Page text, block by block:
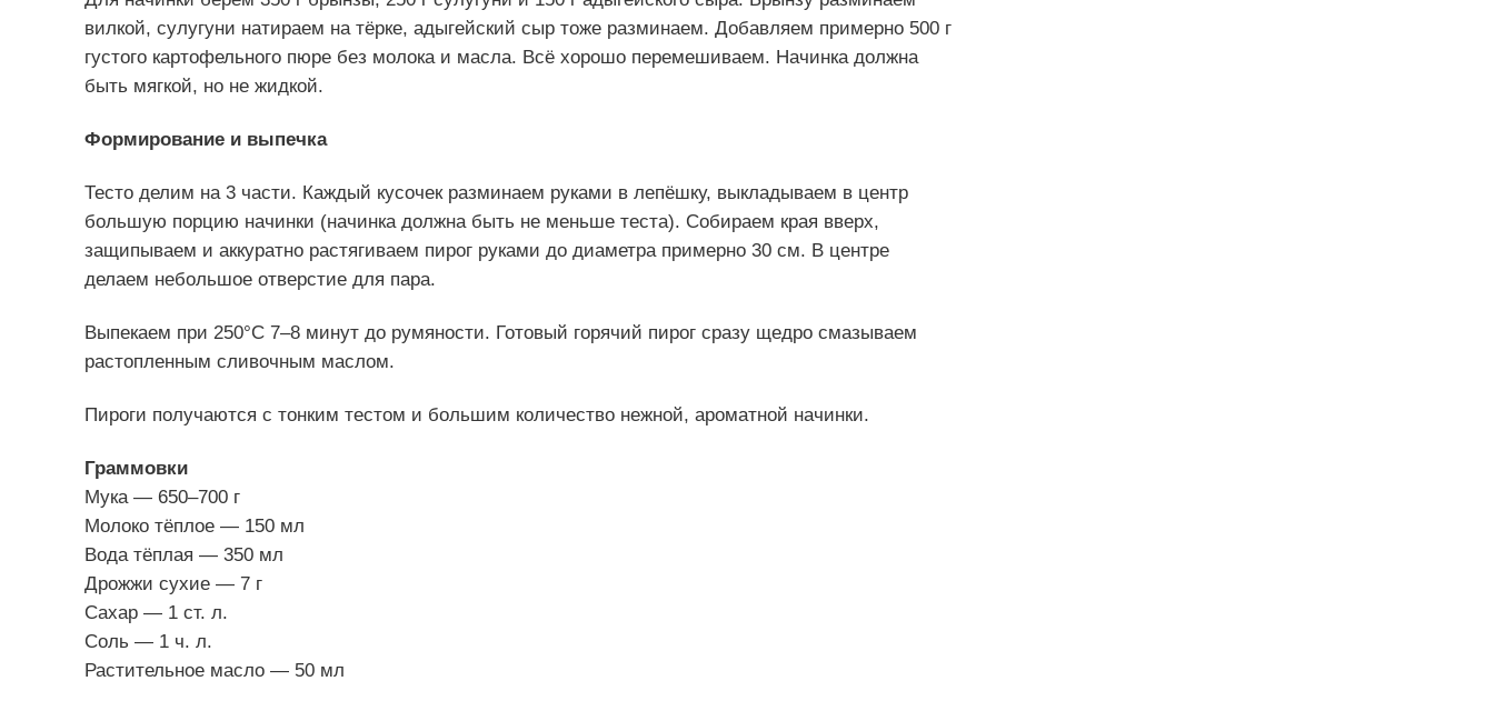
вилкой, сулугуни натираем на тёрке, адыгейский сыр тоже разминаем. Добавляем примерно 500 г
густого картофельного пюре без молока и масла. Всё хорошо перемешиваем. Начинка должна
быть мягкой, но не жидкой.
Формирование и выпечка
Тесто делим на 3 части. Каждый кусочек разминаем руками в лепёшку, выкладываем в центр
большую порцию начинки (начинка должна быть не меньше теста). Собираем края вверх,
защипываем и аккуратно растягиваем пирог руками до диаметра примерно 30 см. В центре
делаем небольшое отверстие для пара.
Выпекаем при 250°C 7–8 минут до румяности. Готовый горячий пирог сразу щедро смазываем
растопленным сливочным маслом.
Пироги получаются с тонким тестом и большим количество нежной, ароматной начинки.
Граммовки
Мука — 650–700 г
Молоко тёплое — 150 мл
Вода тёплая — 350 мл
Дрожжи сухие — 7 г
Сахар — 1 ст. л.
Соль — 1 ч. л.
Растительное масло — 50 мл